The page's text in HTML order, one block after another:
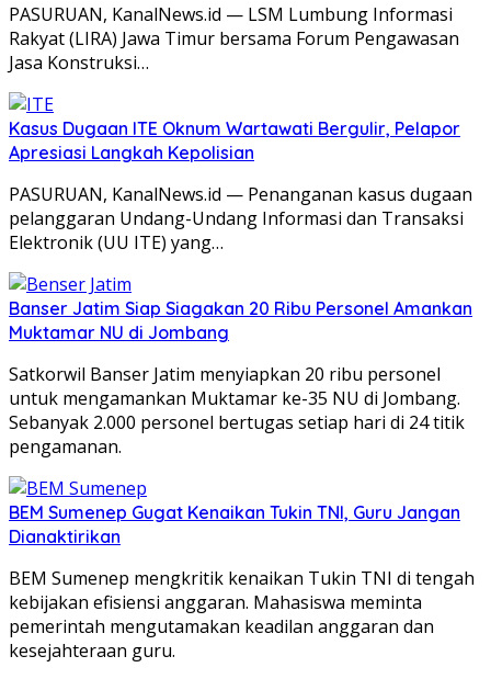
PASURUAN, KanalNews.id — LSM Lumbung Informasi
Rakyat (LIRA) Jawa Timur bersama Forum Pengawasan
Jasa Konstruksi…
Kasus Dugaan ITE Oknum Wartawati Bergulir, Pelapor
Apresiasi Langkah Kepolisian
PASURUAN, KanalNews.id — Penanganan kasus dugaan
pelanggaran Undang-Undang Informasi dan Transaksi
Elektronik (UU ITE) yang…
Banser Jatim Siap Siagakan 20 Ribu Personel Amankan
Muktamar NU di Jombang
Satkorwil Banser Jatim menyiapkan 20 ribu personel
untuk mengamankan Muktamar ke-35 NU di Jombang.
Sebanyak 2.000 personel bertugas setiap hari di 24 titik
pengamanan.
BEM Sumenep Gugat Kenaikan Tukin TNI, Guru Jangan
Dianaktirikan
BEM Sumenep mengkritik kenaikan Tukin TNI di tengah
kebijakan efisiensi anggaran. Mahasiswa meminta
pemerintah mengutamakan keadilan anggaran dan
kesejahteraan guru.